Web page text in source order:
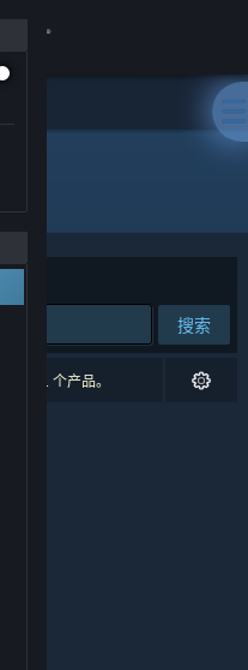
搜索
了 1 个产品。